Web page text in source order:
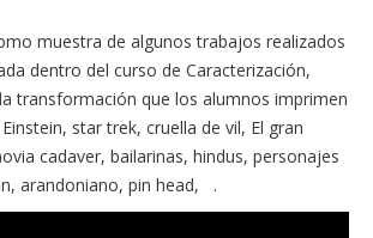
muestra de algunos trabajos realizados
dentro del curso de Caracterización,
transformación que los alumnos imprimen
star trek, cruella de vil, El gran
cadaver, bailarinas, hindus, personajes
arandoniano, pin head, .